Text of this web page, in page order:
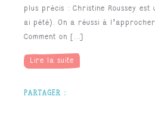
plus précis : Christine Roussey est
ai pété). On a réussi à
Comment on [...]
Lire la suite